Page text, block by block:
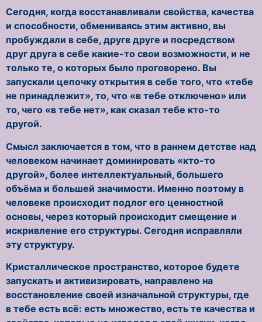
Сегодня, когда восстанавливали свойства, качества
и способности, обмениваясь этим активно, вы
пробуждали в себе, другв друге и посредством
друг друга в себе какие-то свои возможности, и не
только те, о которых было проговорено. Вы
запускали цепочку открытия в себе того, что «тебе
не принадлежит», то, что «в тебе отключено» или
то, чего «в тебе нет», как сказал тебе кто-то
другой.
Смысл заключается в том, что в раннем детстве над
человеком начинает доминировать «кто-то
другой», более интеллектуальный, большего
объёма и большей значимости. Именно поэтому в
человеке происходит подлог его ценностной
основы, через который происходит смещение и
искривление его структуры. Сегодня исправляли
эту структуру.
Кристаллическое пространство, которое будете
запускать и активизировать, направлено на
восстановление своей изначальной структуры, где
в тебе есть всё: есть множество, есть те качества и